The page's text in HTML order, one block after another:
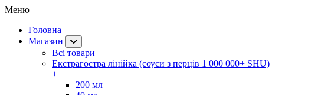
Меню
Головна
Магазин
Всі товари
Екстрагостра лінійка (соуси з перців 1 000 000+ SHU)
+
200 мл